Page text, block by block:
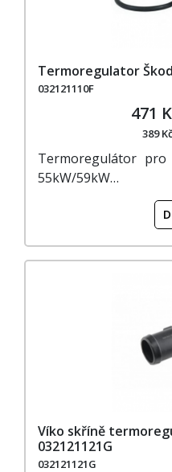
Termoregulator
032121110F
471
389
Termoregulátor
55kW/59kW…
Víko skříně
032121121G
032121121G